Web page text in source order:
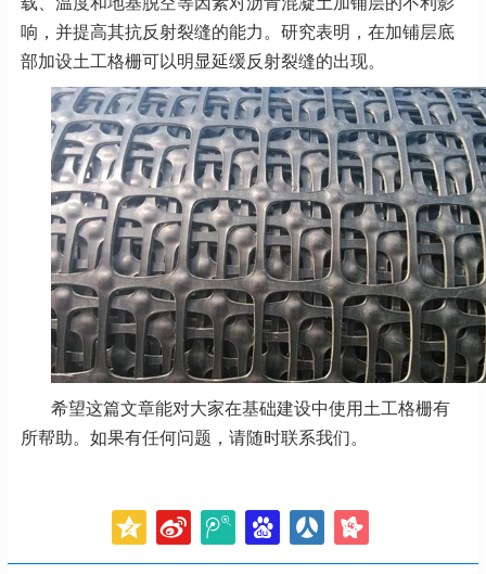
响，并提高其抗反射裂缝的能力。研究表明，在加铺层底
部加设土工格栅可以明显延缓反射裂缝的出现。
希望这篇文章能对大家在基础建设中使用土工格栅有
所帮助。如果有任何问题，请随时联系我们。